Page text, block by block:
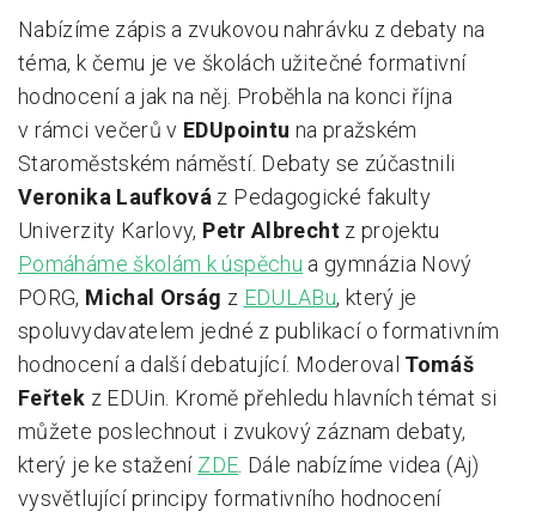
O nás
O nás
Partneři a dárci
Kontakty
Nabízíme zápis a zvukovou nahrávku z debaty na
téma, k čemu je ve školách užitečné formativní
hodnocení a jak na něj. Proběhla na konci října
v rámci večerů v EDUpointu na pražském
Staroměstském náměstí. Debaty se zúčastnili
Veronika Laufková z Pedagogické fakulty
Univerzity Karlovy, Petr Albrechtz projektu
Pomáháme školám k úspěchu a gymnázia Nový
PORG, Michal Orság z EDULABu, který je
spoluvydavatelem jedné z publikací o formativním
hodnocení a další debatující. Moderoval Tomáš
Feřtek z EDUin. Kromě přehledu hlavních témat si
můžete poslechnout i zvukový záznam debaty,
který je ke stažení ZDE . Dále nabízíme videa (Aj)
vysvětlující principy formativního hodnocení